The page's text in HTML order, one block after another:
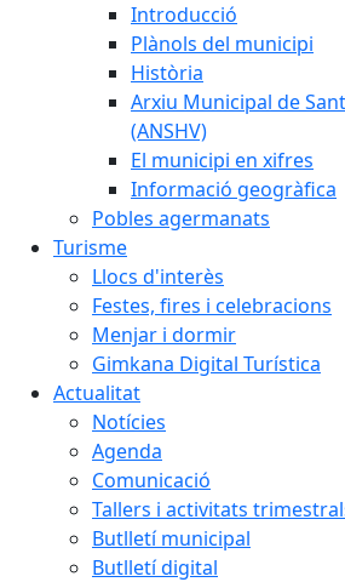
Introducció
Plànols del municipi
Història
Arxiu Municipal de
(ANSHV)
El municipi en xifres
Informació geogràfica
Pobles agermanats
Turisme
Llocs d'interès
Festes, fires i celebracions
Menjar i dormir
Gimkana Digital Turística
Actualitat
Notícies
Agenda
Comunicació
Tallers i activitats
Butlletí municipal
Butlletí digital